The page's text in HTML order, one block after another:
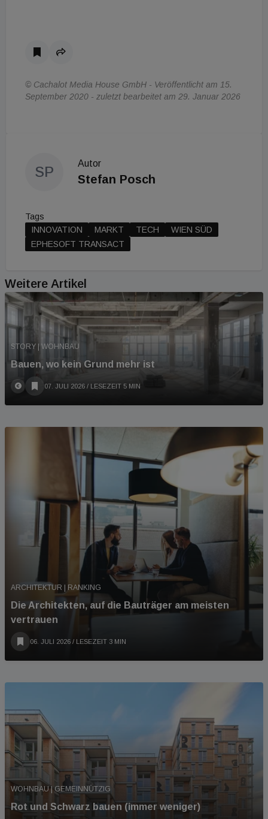
© Cachalot Media House GmbH - Veröffentlicht am 15.
September 2020 - zuletzt bearbeitet am 29. Januar 2026
SP
Autor
Stefan Posch
Tags
INNOVATION
MARKT TECH
WIEN SÜD
EPHESOFT TRANSACT
Weitere Artikel
STORY | WOHNBAU
Bauen, wo kein Grund mehr ist
07. JULI 2026 / LESEZEIT 5 MIN
ARCHITEKTUR | RANKING
Die Architekten, auf die Bauträger am meisten
vertrauen
06. JULI 2026 / LESEZEIT 3 MIN
WOHNBAU | GEMEINNÜTZIG
Rot und Schwarz bauen (immer weniger)